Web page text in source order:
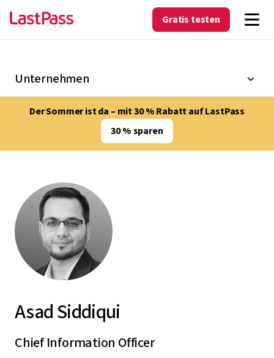
Gratis testen
Unternehmen
Der Sommer ist da – mit 30 % Rabatt auf LastPass
30 % sparen
Asad Siddiqui
Chief Information Officer